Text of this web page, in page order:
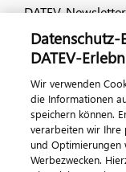
DATEV-Newsletter
DATEV-
Wir verwenden
die Informationen
speichern können.
verarbeiten wir Ihre
und Optimierungen
Werbezwecken.